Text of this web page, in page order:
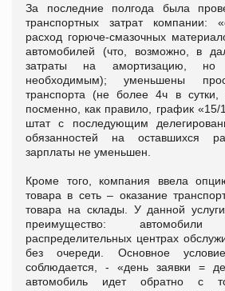
За последние полгода была
транспортных затрат компании:
расход горюче-смазочных
автомобилей (что, возможно, в
затраты на амортизацию, но
необходимым); уменьшены
транспорта (не более 4ч в сутки,
посменно, как правило, график
штат с последующим
обязанностей на оставшихся
зарплаты не уменьшен.
Кроме того, компания ввела
товара в сеть – оказание
товара на склады. У данной
преимущество:
распределительных центрах
без очереди. Основное
соблюдается, - «день заявки =
автомобиль идет обратно с